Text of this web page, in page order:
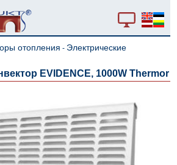
отопления - Электрические
EVIDENCE, 1000W Thermor